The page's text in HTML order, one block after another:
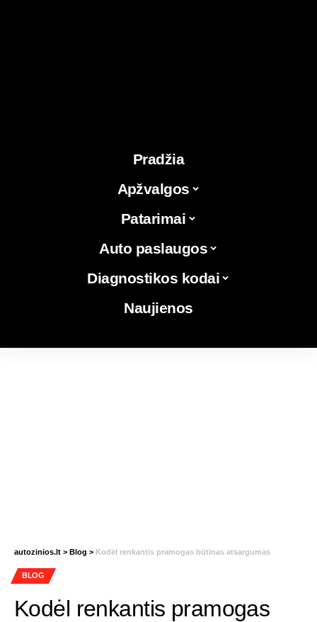
Pradžia
Apžvalgos
Patarimai
Auto paslaugos
Diagnostikos kodai
Naujienos
autozinios.lt > Blog > Kodėl renkantis pramogas būtinas atsargumas
BLOG
Kodėl renkantis pramogas